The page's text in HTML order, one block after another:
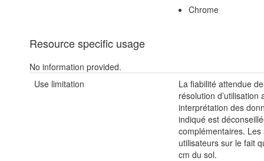
Chrome
Resource specific usage
No information provided.
Use limitation
La fiabilité attendue
résolution
interprétation des
indiqué est
complémentaires.
utilisateurs sur le fait
cm du sol.